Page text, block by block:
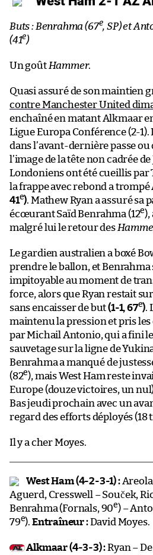
Buts : Benrahma (67e, SP) et
(41e)
Un goût Hammer.
Quasi assuré de son maintien
contre Manchester United
enchaîné en matant Alkmaar
Ligue Europa Conférence (2-
dans l’avant-dernière passe ou
l’image de la tête non cadrée
Londoniens ont été cueillis par
la frappe avec rebond a
41e). Mathew Ryan a assuré sa
écœurant Saïd Benrahma (12e
malgré lui le retour des
Le gardien australien a boxé
prendre le ballon, et Benrahma
impitoyable au moment de
force, alors que Ryan restait
sans encaisser de but(1-1, 67e).
maintenu la pression et pris
par Michail Antonio, qui a fini
sauvetage sur la ligne de
Benrahma a manqué de
(82e), mais West Ham reste
Europe (douze victoires, un
Bas jeudi prochain avec un
regard des efforts déployés (18
Il y a cher Moyes.
West Ham (4-2-3-1) :Areola
Aguerd, Cresswell – Souček,
Benrahma (Fornals, 90e) –
79e). Entraîneur :David Moyes.
Alkmaar (4-3-3) :Ryan –